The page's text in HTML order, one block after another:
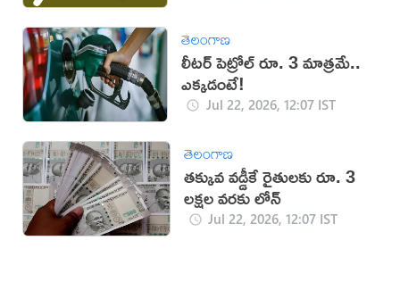
తెలంగాణ
లీటర్ పెట్రోల్ రూ. 3 మాత్రమే..
ఎక్కడంటే!
Jul 22, 2026, 12:07 IST
తెలంగాణ
తక్కువ వడ్డీకే రైతులకు రూ. 3
లక్షల వరకు లోన్
Jul 22, 2026, 12:07 IST